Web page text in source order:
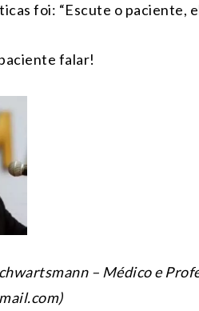
foi: “Escute o paciente,
falar!
– Médico e